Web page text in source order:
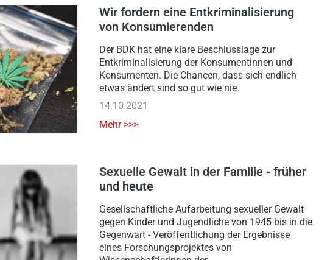
Wir fordern eine Entkriminalisierung
von Konsumierenden
Der BDK hat eine klare Beschlusslage zur
Entkriminalisierung der Konsumentinnen und
Konsumenten. Die Chancen, dass sich endlich
etwas ändert sind so gut wie nie.
14.10.2021
Mehr >>>
Sexuelle Gewalt in der Familie - früher
und heute
Gesellschaftliche Aufarbeitung sexueller Gewalt
gegen Kinder und Jugendliche von 1945 bis in die
Gegenwart - Veröffentlichung der Ergebnisse
eines Forschungsprojektes von